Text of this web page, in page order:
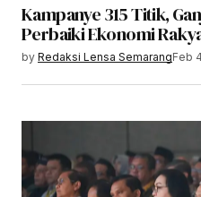
Kampanye 315 Titik,
Perbaiki Ekonomi
by Redaksi Lensa SemarangFeb